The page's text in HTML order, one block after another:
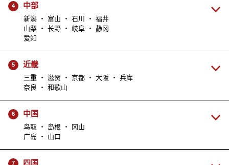
4 中部
新潟 ・ 富山 ・ 石川 ・ 福井
山梨 ・ 长野 ・ 岐阜 ・ 静冈
爱知
5 近畿
三重 ・ 滋贺 ・ 京都 ・ 大阪 ・ 兵库
奈良 ・ 和歌山
6 中国
鸟取 ・ 岛根 ・ 冈山
广岛 ・ 山口
7 四国